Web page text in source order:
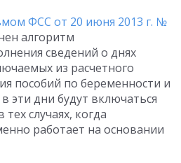
ФСС от 20 июня 2013 г. №
алгоритм
сведений о днях
из расчетного
пособий по беременности и
эти дни будут включаться
случаях, когда
работает на основании